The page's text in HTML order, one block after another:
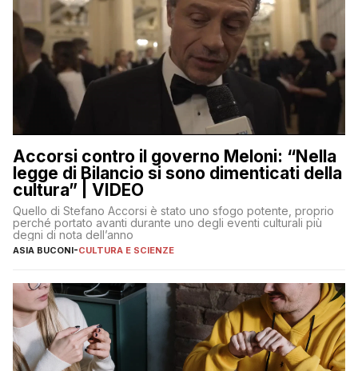
Accorsi contro il governo Meloni: “Nella
legge di Bilancio si sono dimenticati della
cultura” | VIDEO
Quello di Stefano Accorsi è stato uno sfogo potente, proprio
perché portato avanti durante uno degli eventi culturali più
degni di nota dell’anno
ASIA BUCONI-CULTURA E SCIENZE